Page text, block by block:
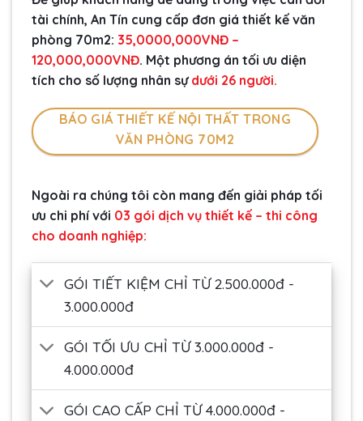
tài chính, An Tín cung cấp đơn giá thiết kế văn
phòng 70m2: 35,0000,000VNĐ –
120,000,000VNĐ. Một phương án tối ưu diện
tích cho số lượng nhân sự dưới 26 người.
BÁO GIÁ THIẾT KẾ NỘI THẤT TRONG
VĂN PHÒNG 70M2
Ngoài ra chúng tôi còn mang đến giải pháp tối
ưu chi phí với 03 gói dịch vụ thiết kế – thi công
cho doanh nghiệp:
GÓI TIẾT KIỆM CHỈ TỪ 2.500.000đ -
3.000.000đ
GÓI TỐI ƯU CHỈ TỪ 3.000.000đ -
4.000.000đ
GÓI CAO CẤP CHỈ TỪ 4.000.000đ -